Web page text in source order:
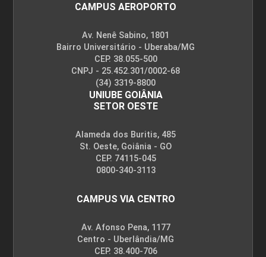
CAMPUS AEROPORTO
Av. Nenê Sabino, 1801
Bairro Universitário - Uberaba/MG
CEP. 38.055-500
CNPJ - 25.452.301/0002-68
(34) 3319-8800
UNIUBE GOIÂNIA
SETOR OESTE
Alameda dos Buritis, 485
St. Oeste, Goiânia - GO
CEP. 74115-045
0800-340-3113
CAMPUS VIA CENTRO
Av. Afonso Pena, 1177
Centro - Uberlândia/MG
CEP. 38.400-706